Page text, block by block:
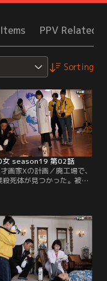
PPV Related
Sorting
女 season19 第02話
画家Xの計画／廃工場で、
殺死体が見つかった。被害
--。榊マリコ（沢口靖子）
研メンバーが現場を調べて
その廃工場で知人と会う約
いたという女性が現れた。